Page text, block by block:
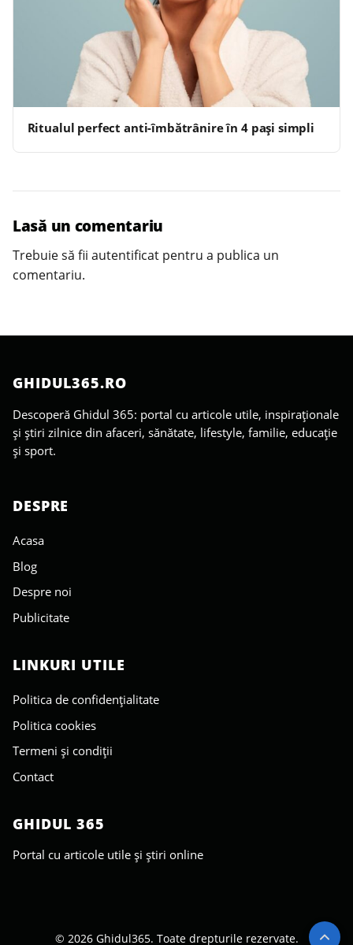
Ritualul perfect anti-îmbătrânire în 4 pași simpli
Lasă un comentariu
Trebuie să fii autentificat pentru a publica un
comentariu.
GHIDUL365.RO
Descoperă Ghidul 365: portal cu articole utile, inspiraționale
și știri zilnice din afaceri, sănătate, lifestyle, familie, educație
și sport.
DESPRE
Acasa
Blog
Despre noi
Publicitate
LINKURI UTILE
Politica de confidențialitate
Politica cookies
Termeni și condiții
Contact
GHIDUL 365
Portal cu articole utile și știri online
© 2026 Ghidul365. Toate drepturile rezervate.